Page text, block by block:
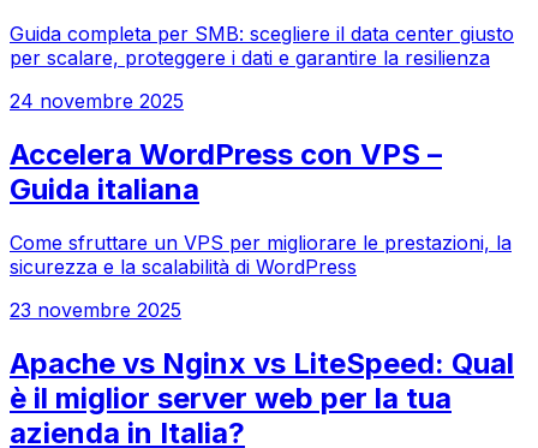
Guida completa per SMB: scegliere il data center giusto
per scalare, proteggere i dati e garantire la resilienza
24 novembre 2025
Accelera WordPress con VPS –
Guida italiana
Come sfruttare un VPS per migliorare le prestazioni, la
sicurezza e la scalabilità di WordPress
23 novembre 2025
Apache vs Nginx vs LiteSpeed: Qual
è il miglior server web per la tua
azienda in Italia?